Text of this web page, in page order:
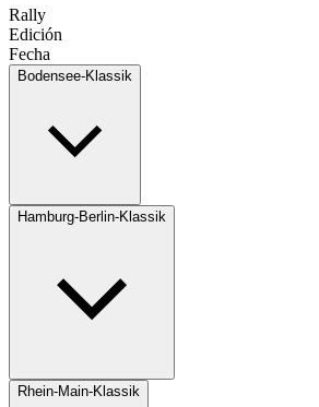
Rally
Edición
Fecha
Bodensee-Klassik
Hamburg-Berlin-Klassik
Rhein-Main-Klassik